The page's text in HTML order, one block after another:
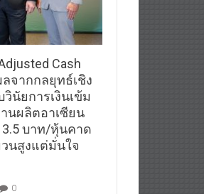
Cash
ลจากกลยุทธ์เชิง
นัยการเงินเข้ม
นผลิตอาเซียน
3.5 บาท/หุ้นคาด
นสูงแต่มั่นใจ
0